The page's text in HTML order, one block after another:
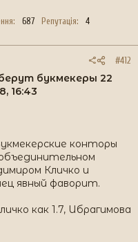
687 Репутація
4
#412
букмекеры 22
16:43​
конторы
Кличко и
явный фаворит.
как 1.7, Ибрагимова